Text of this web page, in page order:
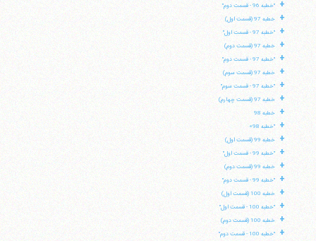
+ "خطبه 96 - قسمت دوم"
+ خطبه 97 (قسمت اول)
+ "خطبه 97 - قسمت اول"
+ خطبه 97 (قسمت دوم)
+ "خطبه 97 - قسمت دوم"
+ خطبه 97 (قسمت سوم)
+ "خطبه 97 - قسمت سوم"
+ خطبه 97 (قسمت چهارم)
+ خطبه 98
+ "خطبه 98»
+ خطبه 99 (قسمت اول)
+ "خطبه 99 - قسمت اول"
+ خطبه 99 (قسمت دوم)
+ "خطبه 99 - قسمت دوم"
+ خطبه 100 (قسمت اول)
+ "خطبه 100 - قسمت اول"
+ خطبه 100 (قسمت دوم)
+ "خطبه 100 - قسمت دوم"